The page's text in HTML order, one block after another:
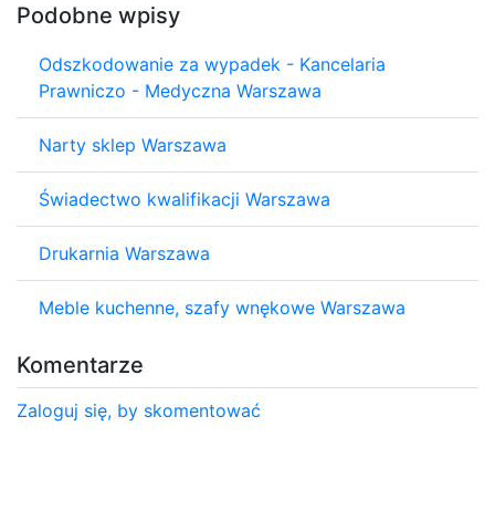
Podobne wpisy
Odszkodowanie za wypadek - Kancelaria
Prawniczo - Medyczna Warszawa
Narty sklep Warszawa
Świadectwo kwalifikacji Warszawa
Drukarnia Warszawa
Meble kuchenne, szafy wnękowe Warszawa
Komentarze
Zaloguj się, by skomentować